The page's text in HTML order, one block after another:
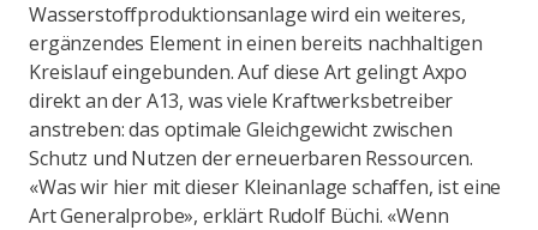
Wasserstoffproduktionsanlage wird ein weiteres,
ergänzendes Element in einen bereits nachhaltigen
Kreislauf eingebunden. Auf diese Art gelingt Axpo
direkt an der A13, was viele Kraftwerksbetreiber
anstreben: das optimale Gleichgewicht zwischen
Schutz und Nutzen der erneuerbaren Ressourcen.
«Was wir hier mit dieser Kleinanlage schaffen, ist eine
Art Generalprobe», erklärt Rudolf Büchi. «Wenn